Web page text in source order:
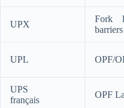
UPX
Fork
barriers
UPL OPF/
UPS
français
OPF